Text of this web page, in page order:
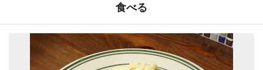
食べる